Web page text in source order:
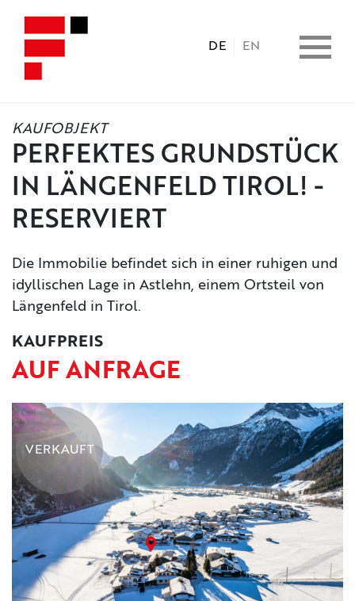
DE EN
HOME
IMMOBILIEN
LEISTUNGEN
UNTERNEHMEN
IMPRESSUM
KAUFOBJEKT
PERFEKTES GRUNDSTÜCK
IN LÄNGENFELD TIROL! -
RESERVIERT
Die Immobilie befindet sich in einer ruhigen und
idyllischen Lage in Astlehn, einem Ortsteil von
Längenfeld in Tirol.
KAUFPREIS
AUF ANFRAGE
VERKAUFT